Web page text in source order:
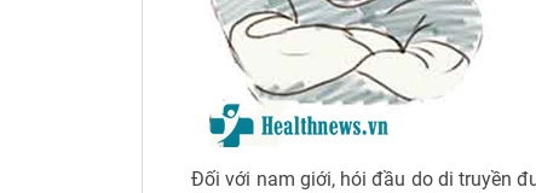
Đối với nam giới, hói đầu do di truyền